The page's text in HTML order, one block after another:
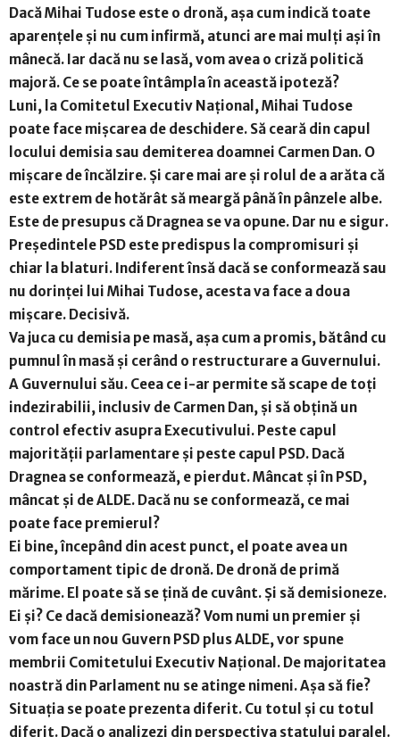
Dacă Mihai Tudose este o dronă, așa cum indică toate
aparențele și nu cum infirmă, atunci are mai mulți ași în
mânecă. Iar dacă nu se lasă, vom avea o criză politică
majoră. Ce se poate întâmpla în această ipoteză?
Luni, la Comitetul Executiv Național, Mihai Tudose
poate face mișcarea de deschidere. Să ceară din capul
locului demisia sau demiterea doamnei Carmen Dan. O
mișcare de încălzire. Și care mai are și rolul de a arăta că
este extrem de hotărât să meargă până în pânzele albe.
Este de presupus că Dragnea se va opune. Dar nu e sigur.
Președintele PSD este predispus la compromisuri și
chiar la blaturi. Indiferent însă dacă se conformează sau
nu dorinței lui Mihai Tudose, acesta va face a doua
mișcare. Decisivă.
Va juca cu demisia pe masă, așa cum a promis, bătând cu
pumnul în masă și cerând o restructurare a Guvernului.
A Guvernului său. Ceea ce i-ar permite să scape de toți
indezirabilii, inclusiv de Carmen Dan, și să obțină un
control efectiv asupra Executivului. Peste capul
majorității parlamentare și peste capul PSD. Dacă
Dragnea se conformează, e pierdut. Mâncat și în PSD,
mâncat și de ALDE. Dacă nu se conformează, ce mai
poate face premierul?
Ei bine, începând din acest punct, el poate avea un
comportament tipic de dronă. De dronă de primă
mărime. El poate să se țină de cuvânt. Și să demisioneze.
Ei și? Ce dacă demisionează? Vom numi un premier și
vom face un nou Guvern PSD plus ALDE, vor spune
membrii Comitetului Executiv Național. De majoritatea
noastră din Parlament nu se atinge nimeni. Așa să fie?
Situația se poate prezenta diferit. Cu totul și cu totul
diferit. Dacă o analizezi din perspectiva statului paralel.